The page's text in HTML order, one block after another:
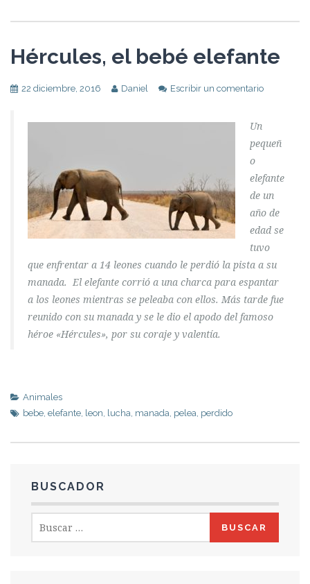
Hércules, el bebé elefante
22 diciembre, 2016 Daniel Escribir un comentario
Un
pequeñ
o
elefante
de un
año de
edad se
tuvo
que enfrentar a 14 leones cuando le perdió la pista a su
manada. El elefante corrió a una charca para espantar
a los leones mientras se peleaba con ellos. Más tarde fue
reunido con su manada y se le dio el apodo del famoso
héroe «Hércules», por su coraje y valentía.
Animales
bebe, elefante, leon, lucha, manada, pelea, perdido
BUSCADOR